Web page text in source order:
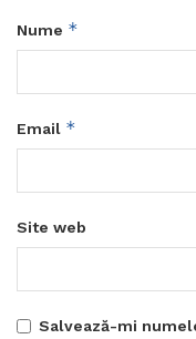
Nume *
Email *
Site web
Salvează-mi